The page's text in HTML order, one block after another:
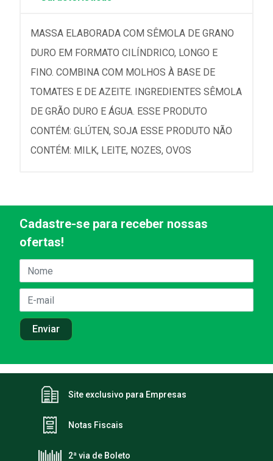
MASSA ELABORADA COM SÊMOLA DE GRANO
DURO EM FORMATO CILÍNDRICO, LONGO E
FINO. COMBINA COM MOLHOS À BASE DE
TOMATES E DE AZEITE. INGREDIENTES SÊMOLA
DE GRÃO DURO E ÁGUA. ESSE PRODUTO
CONTÉM: GLÚTEN, SOJA ESSE PRODUTO NÃO
CONTÉM: MILK, LEITE, NOZES, OVOS
Cadastre-se para receber nossas
ofertas!
Site exclusivo para Empresas
Notas Fiscais
2ª via de Boleto